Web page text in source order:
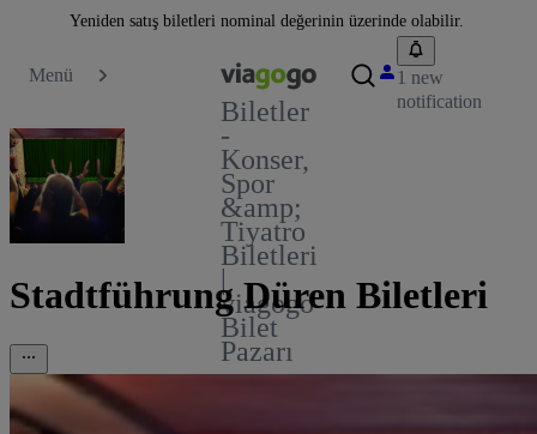
Yeniden satış biletleri nominal değerinin üzerinde olabilir.
Menü
Biletler
-
Konser,
Spor
&amp;
Tiyatro
Biletleri
|
viagogo
Bilet
Pazarı
1 new
notification
Stadtführung Düren Biletleri